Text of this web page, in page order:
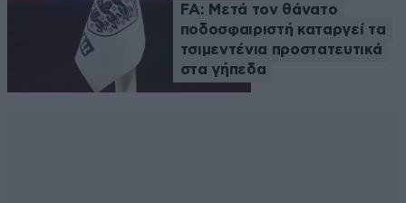
FA: Μετά τον θάνατο
ποδοσφαιριστή καταργεί τα
τσιμεντένια προστατευτικά
στα γήπεδα